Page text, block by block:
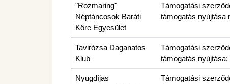
"Rozmaring"
Néptáncosok Baráti
Köre Egyesület
Támogatási
támogatás nyújtása
Tavirózsa Daganatos
Klub
Támogatási
támogatás
Nyugdíjas
Támogatási